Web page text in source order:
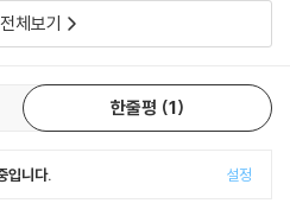
다.
복하고 있지?" 이런 생각이 드셨다면,
효율적인 업무를 발견하셨군요. 이제
어드릴게요. 언제든지 연락해 주세요.
체보기
한줄평 1
입니다. 설정